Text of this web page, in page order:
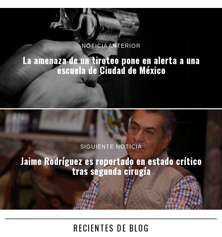
NOTICIA ANTERIOR
La amenaza de un tiroteo pone en alerta a una
escuela de Ciudad de México
SIGUIENTE NOTICIA
Jaime Rodríguez es reportado en estado crítico
tras segunda cirugía
RECIENTES DE BLOG